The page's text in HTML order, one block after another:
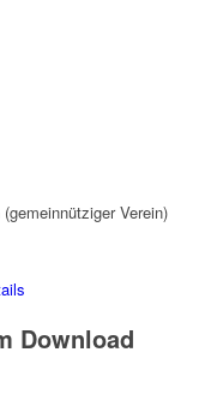
Verein)
Download